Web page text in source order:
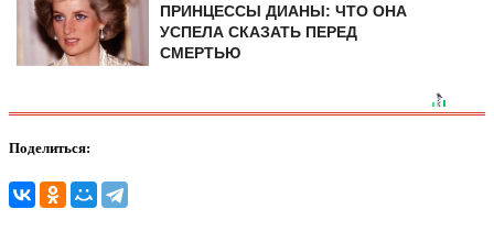
ПРИНЦЕССЫ ДИАНЫ: ЧТО ОНА
УСПЕЛА СКАЗАТЬ ПЕРЕД
СМЕРТЬЮ
Поделиться: